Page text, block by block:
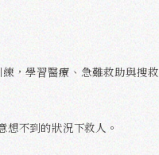
，學習醫療、急難救助與搜
想不到的狀況下救人。